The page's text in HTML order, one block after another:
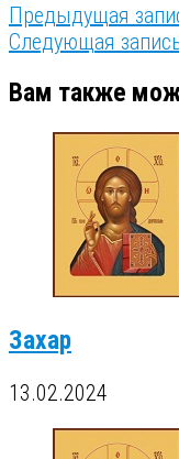
Предыдущая
Следующая
Вам также
Захар
13.02.2024